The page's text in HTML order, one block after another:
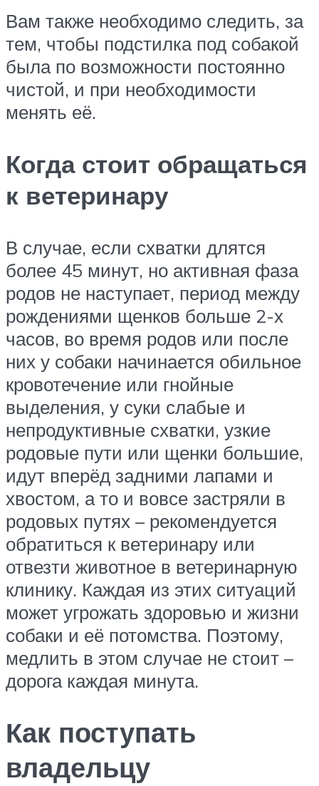
Вам также необходимо следить, за
тем, чтобы подстилка под собакой
была по возможности постоянно
чистой, и при необходимости
менять её.
Когда стоит обращаться
к ветеринару
В случае, если схватки длятся
более 45 минут, но активная фаза
родов не наступает, период между
рождениями щенков больше 2-х
часов, во время родов или после
них у собаки начинается обильное
кровотечение или гнойные
выделения, у суки слабые и
непродуктивные схватки, узкие
родовые пути или щенки большие,
идут вперёд задними лапами и
хвостом, а то и вовсе застряли в
родовых путях – рекомендуется
обратиться к ветеринару или
отвезти животное в ветеринарную
клинику. Каждая из этих ситуаций
может угрожать здоровью и жизни
собаки и её потомства. Поэтому,
медлить в этом случае не стоит –
дорога каждая минута.
Как поступать
владельцу